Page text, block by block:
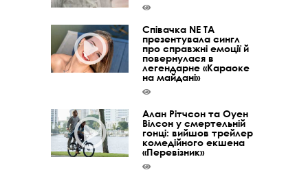
Співачка NE TA
презентувала сингл
про справжні емоції й
повернулася в
легендарне «Караоке
на майдані»
Алан Рітчсон та Оуен
Вілсон у смертельній
гонці: вийшов трейлер
комедійного екшена
«Перевізник»